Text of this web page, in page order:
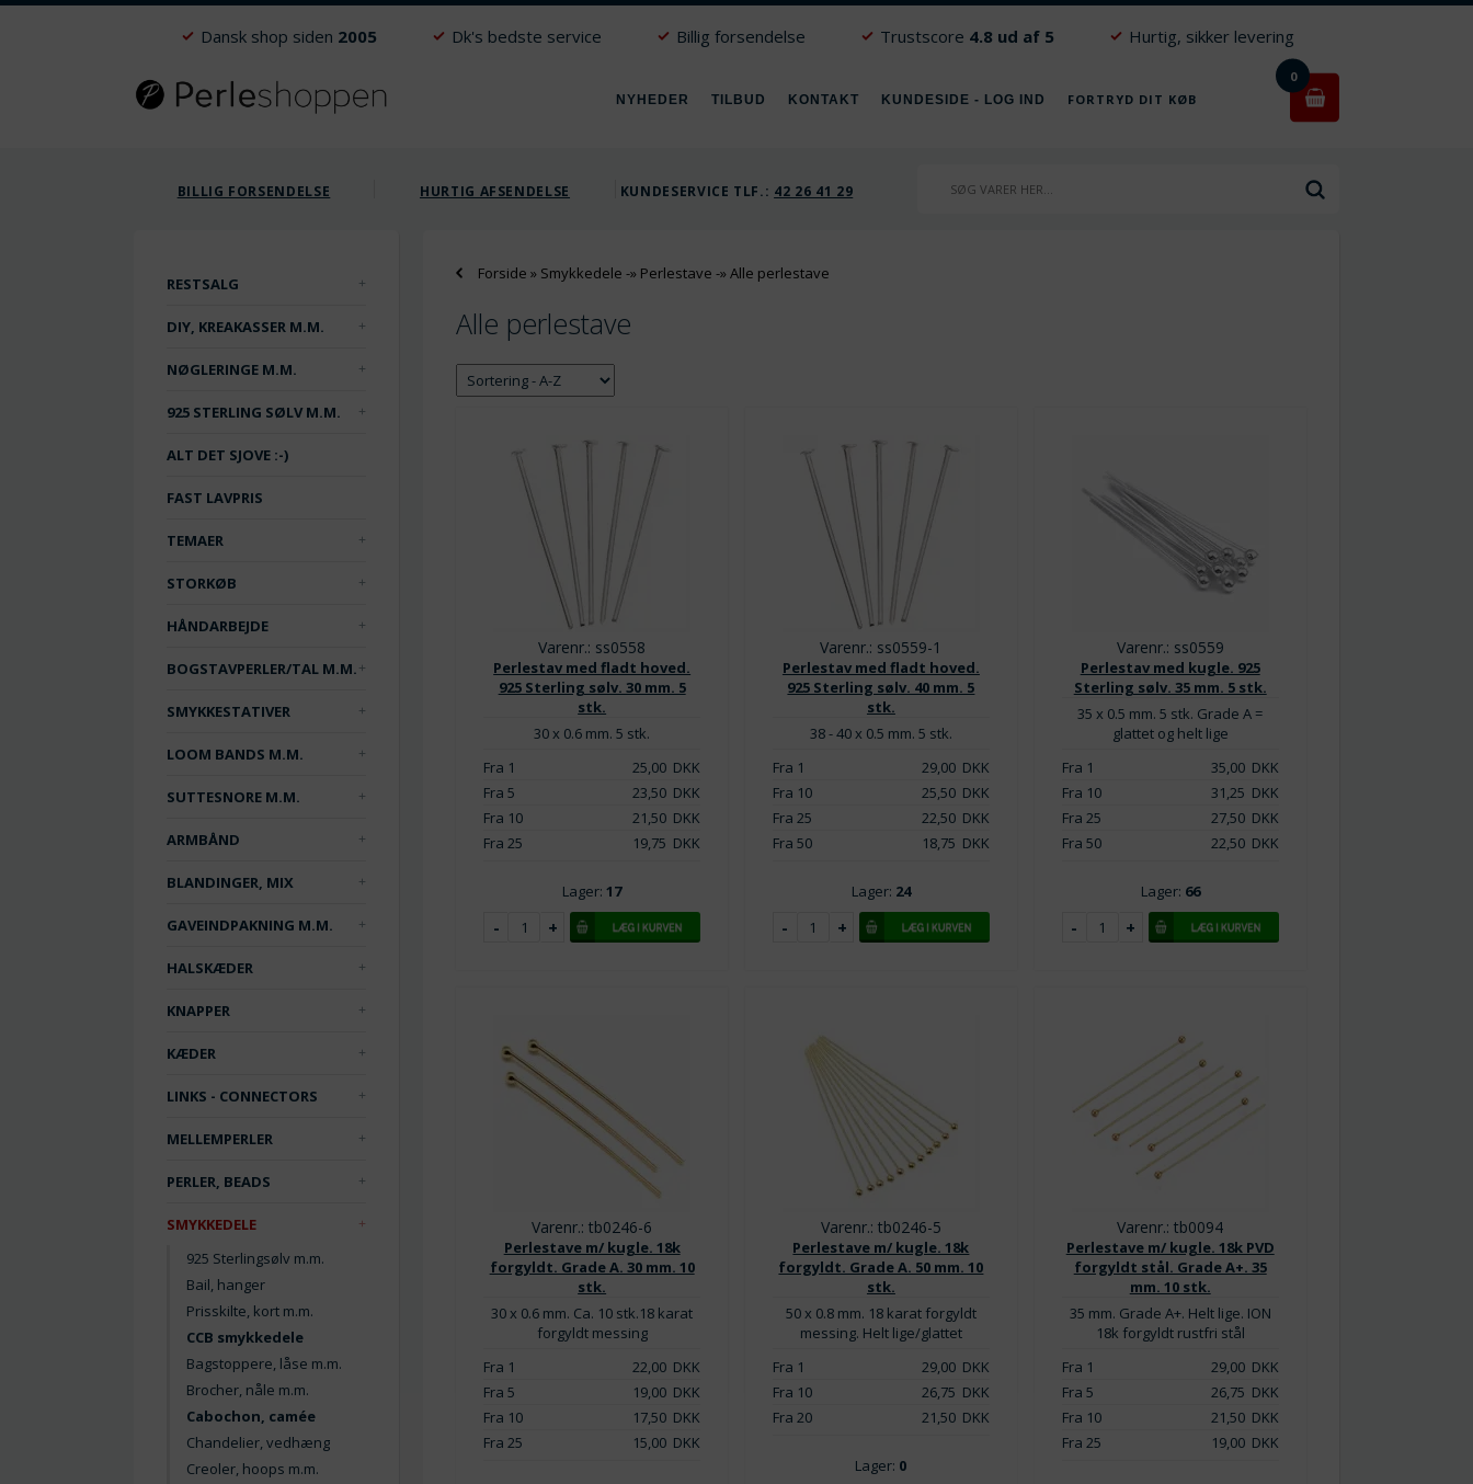
Dansk shop siden 2005 Dk's bedste service Billig forsendelse Trustscore 4.8 ud af 5 Hurtig, sikker levering
NYHEDER TILBUD KONTAKT KUNDESIDE - LOG IND FORTRYD DIT KØB
0
BILLIG FORSENDELSE HURTIG AFSENDELSE KUNDESERVICE TLF.: 42 26 41 29
RESTSALG
DIY, KREAKASSER M.M.
NØGLERINGE M.M.
925 STERLING SØLV M.M.
ALT DET SJOVE :-)
FAST LAVPRIS
TEMAER
STORKØB
HÅNDARBEJDE
BOGSTAVPERLER/TAL M.M.
SMYKKESTATIVER
LOOM BANDS M.M.
SUTTESNORE M.M.
ARMBÅND
BLANDINGER, MIX
GAVEINDPAKNING M.M.
HALSKÆDER
KNAPPER
KÆDER
LINKS - CONNECTORS
MELLEMPERLER
PERLER, BEADS
SMYKKEDELE
925 Sterlingsølv m.m.
Bail, hanger
Prisskilte, kort m.m.
CCB smykkedele
Bagstoppere, låse m.m.
Brocher, nåle m.m.
Cabochon, camée
Chandelier, vedhæng
Creoler, hoops m.m.
Forside » Smykkedele -» Perlestave -»Alle perlestave
Alle perlestave
Varenr.: ss0558
Perlestav med fladt hoved.
925 Sterling sølv. 30 mm. 5
stk.
30 x 0.6 mm. 5 stk.
Fra 1
25,00 DKK
Fra 5
23,50 DKK
Fra 10
21,50 DKK
Fra 25
19,75 DKK
Lager:17
Varenr.: ss0559-1
Perlestav med fladt hoved.
925 Sterling sølv. 40 mm. 5
stk.
38 - 40 x 0.5 mm. 5 stk.
Fra 1
29,00DKK
Fra 10
25,50DKK
Fra 25
22,50DKK
Fra 50
18,75 DKK
Lager: 24
Varenr.: ss0559
Perlestav med kugle. 925
Sterling sølv. 35 mm. 5 stk.
35 x 0.5 mm. 5 stk. Grade A =
glattet og helt lige
Fra 1
35,00DKK
Fra 10
31,25 DKK
Fra 25
27,50DKK
Fra 50
22,50DKK
Lager: 66
Varenr.: tb0246-6
Perlestave m/ kugle. 18k
forgyldt. Grade A. 30 mm. 10
stk.
30 x 0.6 mm. Ca. 10 stk.18 karat
forgyldt messing
Fra 1
22,00 DKK
Fra 5
19,00 DKK
Fra 10
17,50 DKK
Fra 25
15,00 DKK
Varenr.: tb0246-5
Perlestave m/ kugle. 18k
forgyldt. Grade A. 50 mm. 10
stk.
50 x 0.8 mm. 18 karat forgyldt
messing. Helt lige/glattet
Fra 1
29,00DKK
Fra 10
26,75 DKK
Fra 20
21,50DKK
Lager: 0
Varenr.: tb0094
Perlestave m/ kugle. 18k PVD
forgyldt stål. Grade A+. 35
mm. 10 stk.
35 mm. Grade A+. Helt lige. ION
18k forgyldt rustfri stål
Fra 1
29,00DKK
Fra 5
26,75 DKK
Fra 10
21,50DKK
Fra 25
19,00DKK